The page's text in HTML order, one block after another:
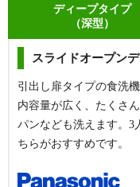
ディープタイプ
（深型）
スライドオープン
引出し扉タイプの食洗
内容量が広く、たくさ
パンなども洗えます。3
ちらがおすすめです。